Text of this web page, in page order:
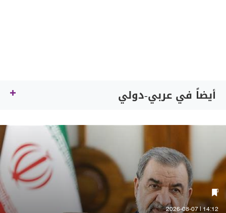
أيضاً في عربي-دولي
14:12 | 2026-08-07